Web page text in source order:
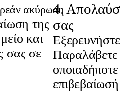
ακύρωση
της
και
σας σε
4.
σας
Παραλάβετε